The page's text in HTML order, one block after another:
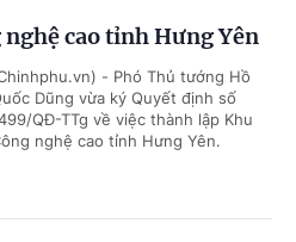
cao tỉnh Hưng Yên
- Phó Thủ tướng Hồ
Dũng vừa ký Quyết định số
QĐ-TTg về việc thành lập Khu
nghệ cao tỉnh Hưng Yên.